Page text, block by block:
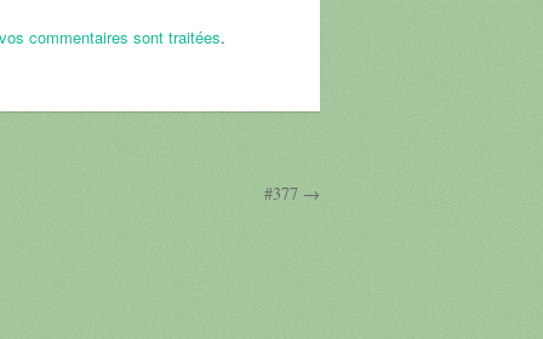
commentaires sont traitées.
#377 →